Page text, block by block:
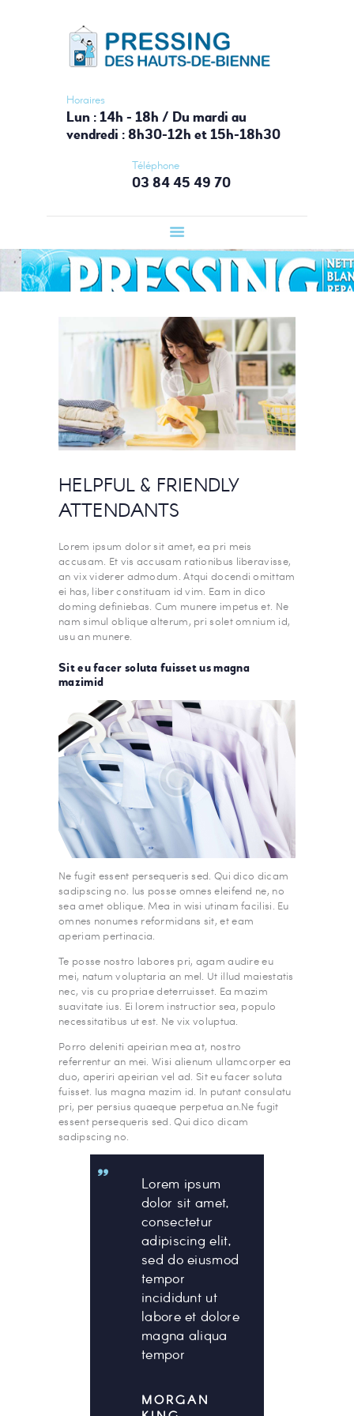
Horaires
Lun : 14h - 18h / Du mardi au
vendredi : 8h30-12h et 15h-18h30
Téléphone
03 84 45 49 70
PRESSING HAUTS-DE-BIENNE
Votre laverie du Haut-Jura
PRESSING
LAVERIE
AUTOMATIQUE
BOUTIQUE
CONTACT
HELPFUL & FRIENDLY
ATTENDANTS
Lorem ipsum dolor sit amet, ea pri meis
accusam. Et vis accusam rationibus liberavisse,
an vix viderer admodum. Atqui docendi omittam
ei has, liber constituam id vim. Eam in dico
doming definiebas. Cum munere impetus et. Ne
nam simul oblique alterum, pri solet omnium id,
usu an munere.
Sit eu facer soluta fuisset us magna
mazimid
Ne fugit essent persequeris sed. Qui dico dicam
sadipscing no. Ius posse omnes eleifend ne, no
sea amet oblique. Mea in wisi utinam facilisi. Eu
omnes nonumes reformidans sit, et eam
aperiam pertinacia.
Te posse nostro labores pri, agam audire eu
mei, natum voluptaria an mel. Ut illud maiestatis
nec, vis cu propriae deterruisset. Ea mazim
suavitate ius. Ei lorem instructior sea, populo
necessitatibus ut est. Ne vix voluptua.
Porro deleniti apeirian mea at, nostro
referrentur an mei. Wisi alienum ullamcorper ea
duo, aperiri apeirian vel ad. Sit eu facer soluta
fuisset. Ius magna mazim id. In putant consulatu
pri, per persius quaeque perpetua an.Ne fugit
essent persequeris sed. Qui dico dicam
sadipscing no.
Lorem ipsum
dolor sit amet,
consectetur
adipiscing elit,
sed do eiusmod
tempor
incididunt ut
labore et dolore
magna aliqua
tempor
MORGAN